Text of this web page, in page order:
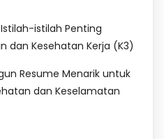
istilah Penting
dan Kesehatan Kerja (K3)
Resume Menarik untuk
dan Keselamatan